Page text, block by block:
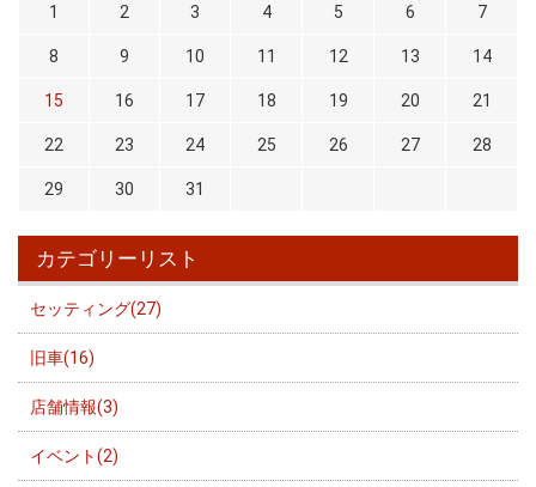
1 2 3 4 5 6 7
8 9 10 11 12 13 14
15 16 17 18 19 20 21
22 23 24 25 26 27 28
29 30 31
カテゴリーリスト
セッティング(27)
旧車(16)
店舗情報(3)
イベント(2)